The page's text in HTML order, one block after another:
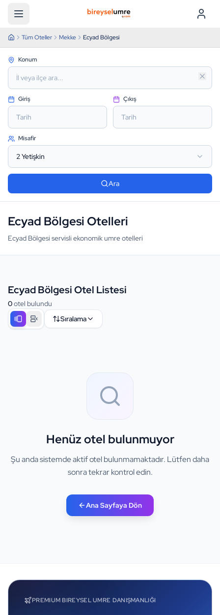
Menü
Tüm Oteller Mekke Ecyad Bölgesi
Konum
Giriş
Tarih
Çıkış
Tarih
Misafir
2Yetişkin
Ara
Ecyad Bölgesi Otelleri
Ecyad Bölgesi servisli ekonomik umre otelleri
Ecyad Bölgesi Otel Listesi
0otel bulundu
Sıralama
Henüz otel bulunmuyor
Şu anda sistemde aktif otel bulunmamaktadır. Lütfen daha
sonra tekrar kontrol edin.
Ana Sayfaya Dön
PREMIUM BIREYSEL UMRE DANIŞMANLIĞI